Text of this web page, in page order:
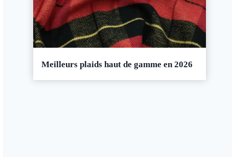
Meilleurs plaids haut de gamme en 2026